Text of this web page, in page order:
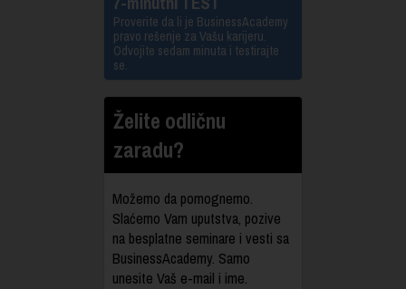
Proverite da li je BusinessAcademy
pravo rešenje za Vašu karijeru.
Odvojite sedam minuta i testirajte
se.
Želite odličnu
zaradu?
Možemo da pomognemo.
Slaćemo Vam uputstva, pozive
na besplatne seminare i vesti sa
BusinessAcademy. Samo
unesite Vaš e-mail i ime.